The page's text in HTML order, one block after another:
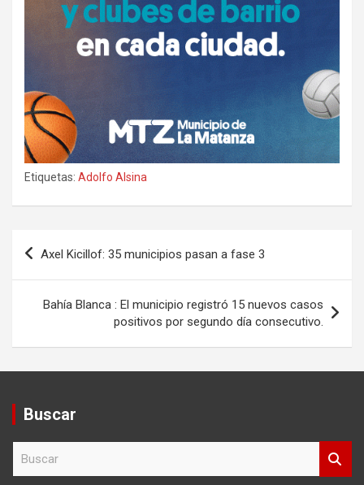
Etiquetas: Adolfo Alsina
Navegación
Axel Kicillof: 35 municipios pasan a fase 3
Bahía Blanca : El municipio registró 15 nuevos casos
positivos por segundo día consecutivo.
Buscar